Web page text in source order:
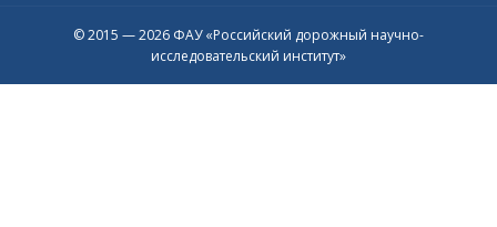
© 2015 — 2026 ФАУ «Российский дорожный научно-
исследовательский институт»